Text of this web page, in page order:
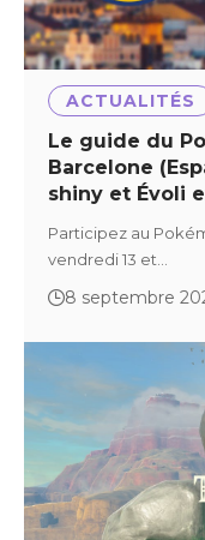
ACTUALITÉS
Le guide du
Barcelone
shiny et Évoli
Participez au
vendredi 13 et…
8 septembre